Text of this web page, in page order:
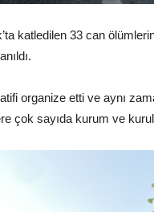
katledilen 33 can
organize etti ve aynı
çok sayıda kurum ve